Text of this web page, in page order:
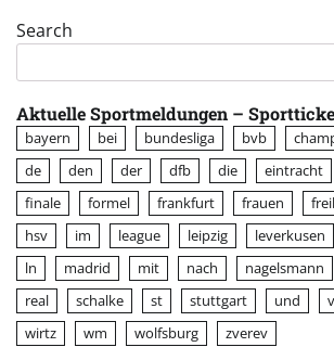
Search
Aktuelle Sportmeldungen –
bayern bei bundesliga bvb
de
den der dfb die eintracht
finale
formel frankfurt frauen
hsv
im league leipzig leverkusen
ln
madrid mit nach nagelsmann
real
schalke st stuttgart und
wirtz
wm wolfsburg zverev